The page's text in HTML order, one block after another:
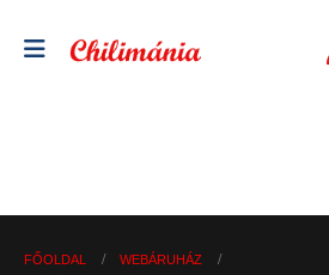
FŐOLDAL
WEBÁRUHÁZ